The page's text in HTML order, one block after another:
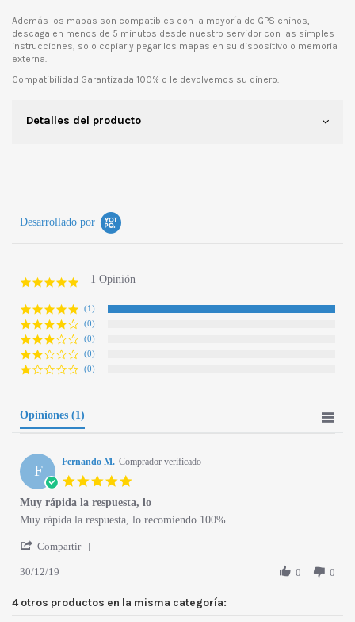
Además los mapas son compatibles con la mayoría de GPS chinos,
descaga en menos de 5 minutos desde nuestro servidor con las simples
instrucciones, solo copiar y pegar los mapas en su dispositivo o memoria
externa.
Compatibilidad Garantizada 100% o le devolvemos su dinero.
Detalles del producto
Desarrollado por
5.0 star rating
1 Opinión
(1)
(0)
(0)
(0)
(0)
Opiniones (1)
F Fernando M. Comprador verificado
Muy rápida la respuesta, lo
Review by Fernando M. on 30 Dec 2019
review stating Muy rápida la respuesta, lo
Muy rápida la respuesta, lo recomiendo 100%
Compartir
30/12/19 0 0
4 otros productos en la misma categoría: